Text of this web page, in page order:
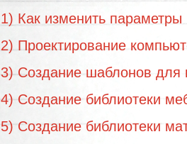
1) Как изменить
2) Проектирование
3) Создание шаблонов для
4) Создание библиотеки
5) Создание библиотеки